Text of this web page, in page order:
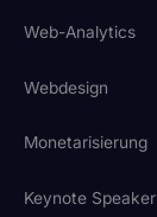
Web-Analytics
Webdesign
Monetarisierung
Keynote Speaker